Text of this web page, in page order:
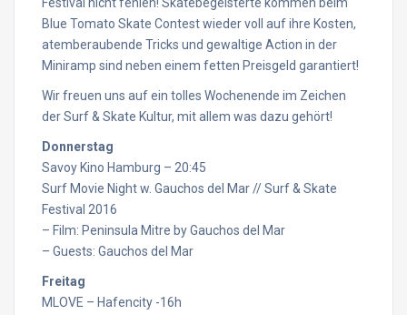
Blue Tomato Skate Contest wieder voll auf ihre Kosten,
atemberaubende Tricks und gewaltige Action in der
Miniramp sind neben einem fetten Preisgeld garantiert!
Wir freuen uns auf ein tolles Wochenende im Zeichen
der Surf & Skate Kultur, mit allem was dazu gehört!
Donnerstag
Savoy Kino Hamburg – 20:45
Surf Movie Night w. Gauchos del Mar // Surf & Skate
Festival 2016
– Film: Peninsula Mitre by Gauchos del Mar
– Guests: Gauchos del Mar
Freitag
MLOVE – Hafencity -16h